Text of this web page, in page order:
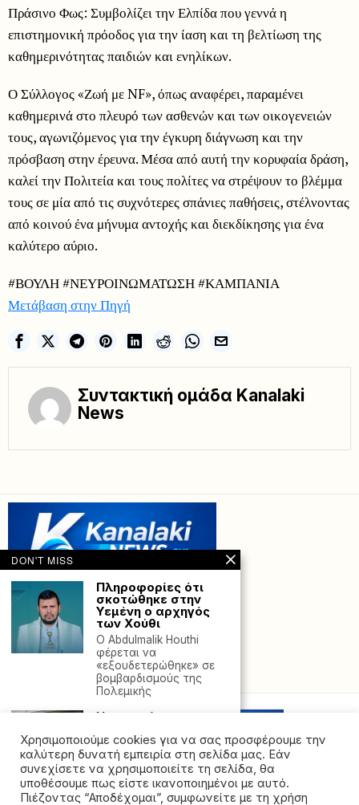
Πράσινο Φως: Συμβολίζει την Ελπίδα που γεννά η
επιστημονική πρόοδος για την ίαση και τη βελτίωση της
καθημερινότητας παιδιών και ενηλίκων.
Ο Σύλλογος «Ζωή με NF», όπως αναφέρει, παραμένει
καθημερινά στο πλευρό των ασθενών και των οικογενειών
τους, αγωνιζόμενος για την έγκυρη διάγνωση και την
πρόσβαση στην έρευνα. Μέσα από αυτή την κορυφαία δράση,
καλεί την Πολιτεία και τους πολίτες να στρέψουν το βλέμμα
τους σε μία από τις συχνότερες σπάνιες παθήσεις, στέλνοντας
από κοινού ένα μήνυμα αντοχής και διεκδίκησης για ένα
καλύτερο αύριο.
#ΒΟΥΛΗ #ΝΕΥΡΟΙΝΩΜΑΤΩΣΗ #ΚΑΜΠΑΝΙΑ
Μετάβαση στην Πηγή
Συντακτική ομάδα Kanalaki
News
by Hostville”)
Χρησιμοποιούμε cookies για να σας προσφέρουμε την
καλύτερη δυνατή εμπειρία στη σελίδα μας. Εάν
συνεχίσετε να χρησιμοποιείτε τη σελίδα, θα
υποθέσουμε πως είστε ικανοποιημένοι με αυτό.
Πιέζοντας “Αποδέχομαι”, συμφωνείτε με τη χρήση
DON'T MISS
Πληροφορίες ότι
σκοτώθηκε στην
Υεμένη ο αρχηγός
των Χούθι
Ο Abdulmalik Houthi
φέρεται να
«εξουδετερώθηκε» σε
βομβαρδισμούς της
Πολεμικής
Ηγουμενίτσα:
υποχρεωτικές
αποσπάσεις στο
Μαυρομάτι – Στάση
εργασίας
εφοριακών στη
Θεσπρωτία την